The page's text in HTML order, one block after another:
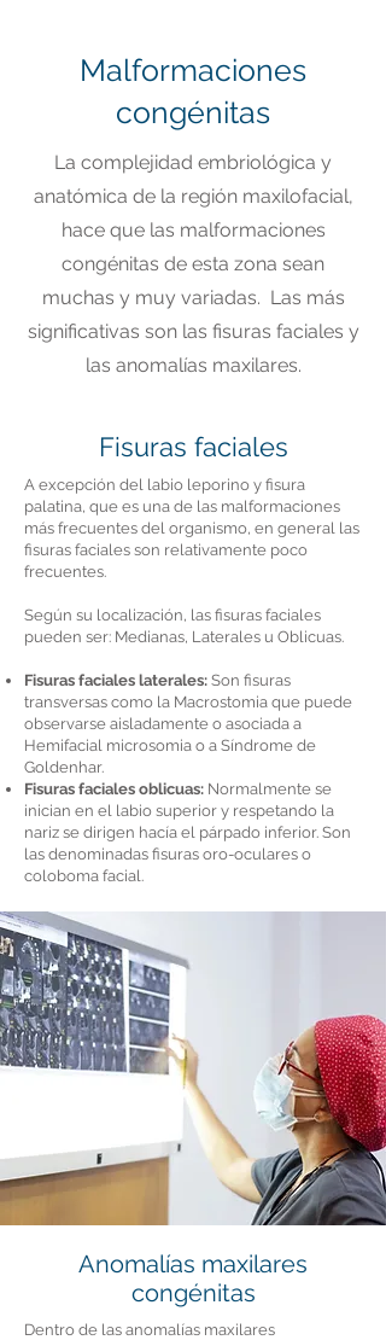
Malformaciones
congénitas
La complejidad embriológica y
anatómica de la región maxilofacial,
hace que las malformaciones
congénitas de esta zona sean
muchas y muy variadas. Las más
significativas son las fisuras faciales y
las anomalías maxilares.
Fisuras faciales
A excepción del labio leporino y fisura
palatina, que es una de las malformaciones
más frecuentes del organismo, en general las
fisuras faciales son relativamente poco
frecuentes.
Según su localización, las fisuras faciales
pueden ser: Medianas, Laterales u Oblicuas.
Fisuras faciales laterales: Son fisuras
transversas como la Macrostomia que puede
observarse aisladamente o asociada a
Hemifacial microsomia o a Síndrome de
Goldenhar.
Fisuras faciales oblicuas: Normalmente se
inician en el labio superior y respetando la
nariz se dirigen hacía el párpado inferior. Son
las denominadas fisuras oro-oculares o
coloboma facial.
Anomalías maxilares
congénitas
Dentro de las anomalías maxilares